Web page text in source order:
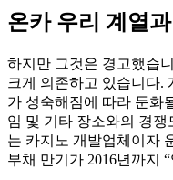
온카 우리 계열
하지만 그것은 경고했습
크게 의존하고 있습니다.
가 성숙해짐에 따라 둔화
임 및 기타 장소와의 경
는 카지노 개발업체이자
부채 만기가 2016년까지